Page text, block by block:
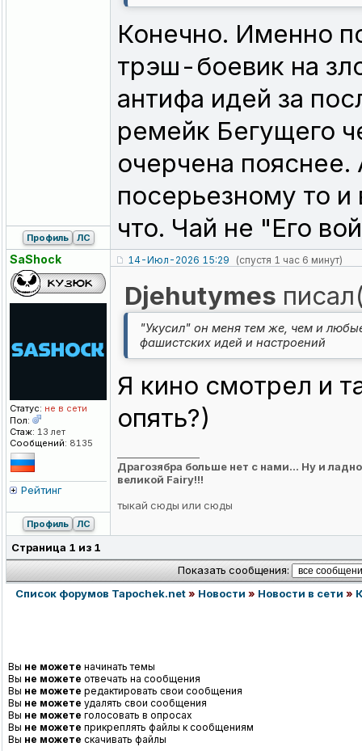
Конечно. Именно
трэш-боевик на
антифа идей за
ремейк Бегущего
очерчена пояснее.
посерьезному то и
что. Чай не "Его
Профиль ЛС
SaShock
Статус: не в сети
Пол:
Стаж: 13 лет
Сообщений: 8135
Рейтинг
14-Июл-2026 15:29 (спустя 1 час 6 минут)
Djehutymes
"Укусил" он меня тем же, чем и
фашистских идей и настроений
Я кино смотрел и
опять?)
Драгозябра больше нет с нами... Ну и
великой Fairy!!!
тыкай сюды или сюды
Профиль ЛС
Страница 1 из 1
Показать сообщения:
Список форумов Tapochek.net» Новости » Новости в сети »
Вы не можете начинать темы
Вы не можете отвечать на сообщения
Вы не можете редактировать свои сообщения
Вы не можете удалять свои сообщения
Вы не можете голосовать в опросах
Вы не можете прикреплять файлы к сообщениям
Вы не можете скачивать файлы